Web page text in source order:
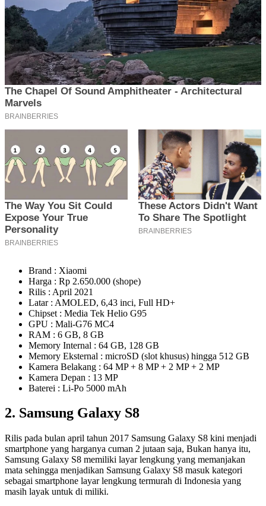
Brand : Xiaomi
Harga : Rp 2.650.000 (shope)
Rilis : April 2021
Latar : AMOLED, 6,43 inci, Full HD+
Chipset : Media Tek Helio G95
GPU : Mali-G76 MC4
RAM : 6 GB, 8 GB
Memory Internal : 64 GB, 128 GB
Memory Eksternal : microSD (slot khusus) hingga 512 GB
Kamera Belakang : 64 MP + 8 MP + 2 MP + 2 MP
Kamera Depan : 13 MP
Baterei : Li-Po 5000 mAh
2. Samsung Galaxy S8
Rilis pada bulan april tahun 2017 Samsung Galaxy S8 kini menjadi
smartphone yang harganya cuman 2 jutaan saja, Bukan hanya itu,
Samsung Galaxy S8 memiliki layar lengkung yang memanjakan
mata sehingga menjadikan Samsung Galaxy S8 masuk kategori
sebagai smartphone layar lengkung termurah di Indonesia yang
masih layak untuk di miliki.